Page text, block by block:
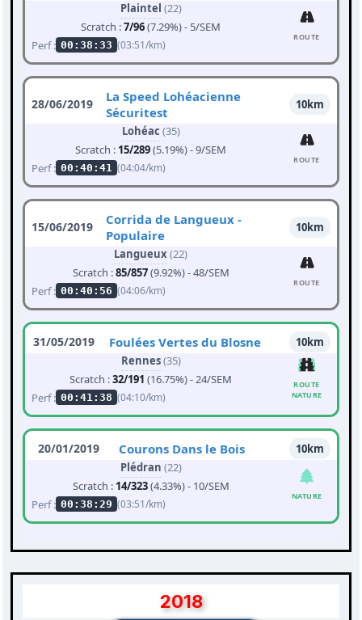
Plaintel (22)
Scratch :7/96(7.29%) - 5/SEM
Perf : 00:38:33 (03:51/km)
ROUTE
28/06/2019
La Speed Lohéacienne
Sécuritest
10km
Lohéac (35)
Scratch : 15/289(5.19%) - 9/SEM
Perf : 00:40:41 (04:04/km)
ROUTE
15/06/2019
Corrida de Langueux -
Populaire
10km
Langueux(22)
Scratch :85/857(9.92%) - 48/SEM
Perf : 00:40:56 (04:06/km)
ROUTE
31/05/2019 Foulées Vertes du Blosne
10km
Rennes(35)
Scratch :32/191 (16.75%) - 24/SEM
Perf : 00:41:38 (04:10/km)
ROUTE
NATURE
20/01/2019 Courons Dans le Bois
10km
Plédran (22)
Scratch : 14/323(4.33%) - 10/SEM
Perf : 00:38:29 (03:51/km)
NATURE
2018